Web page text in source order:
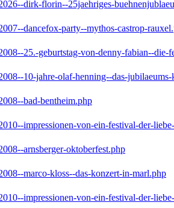
dirk-florin--25jaehriges-
dancefox-party--mythos-castrop-
25.-geburtstag-von-denny-fabian--die-
10-jahre-olaf-henning--das-
bad-bentheim.php
impressionen-von-ein-festival-der-
arnsberger-oktoberfest.php
marco-kloss--das-konzert-in-marl.php
impressionen-von-ein-festival-der-